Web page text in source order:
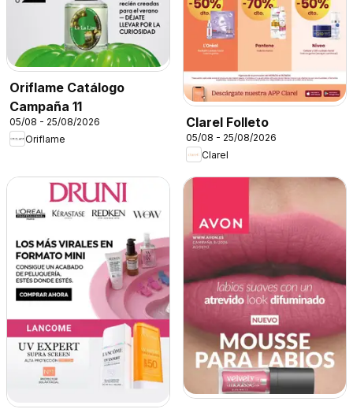
Oriflame Catálogo
Campaña 11
05/08 - 25/08/2026
Oriflame
Clarel Folleto
05/08 - 25/08/2026
Clarel